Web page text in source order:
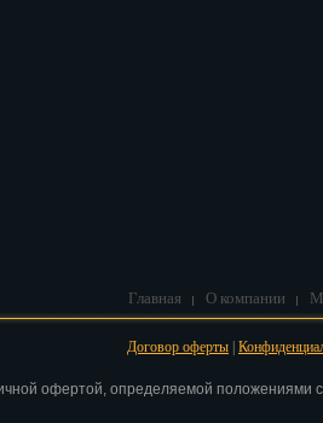
Главная О компании
Договор оферты
офертой, определяемой положениями